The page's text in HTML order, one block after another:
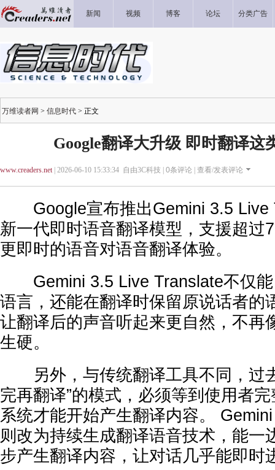
新闻 视频 博客 论坛 分类广告
万维读者网 > 信息时代 > 正文
Google翻译大升级 即时翻译这
www.creaders.net| 2026-06-10 15:33:34 自由3C科技 | 0条评论 | 查看/发表评论
Google宣布推出Gemini 3.5 Live
新一代即时语音翻译模型，支援超过
更即时的语音对语音翻译体验。
Gemini 3.5 Live Translate不仅能
语言，还能在翻译时保留原说话者的
让翻译后的声音听起来更自然，不再
生硬。
另外，与传统翻译工具不同，过
完再翻译”的模式，必须等到使用者
系统才能开始产生翻译内容。
则改为持续生成翻译语音技术，能一
步产生翻译内容，让对话几乎能即时